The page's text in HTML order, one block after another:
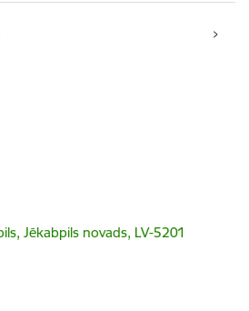
Jēkabpils novads, LV-5201